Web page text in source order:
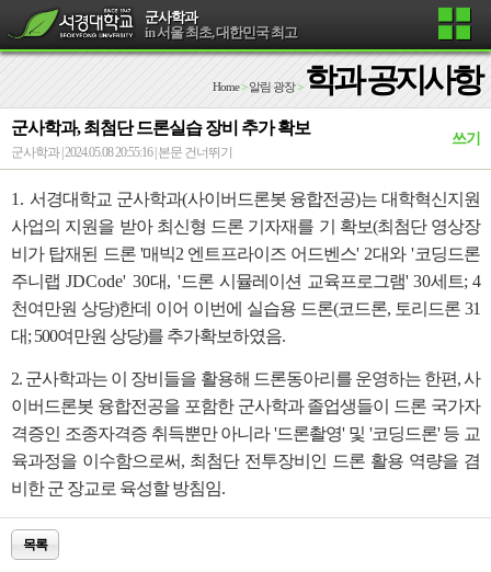
군사학과
in 서울 최초, 대한민국 최고
Home> 알림 광장> 학과 공지사항
군사학과, 최첨단 드론실습 장비 추가 확보
쓰기
군사학과 | 2024.05.08 20:55:16 | 본문 건너뛰기
1. 서경대학교 군사학과(사이버드론봇 융합전공)는 대학혁신지원
사업의 지원을 받아 최신형 드론 기자재를 기 확보(최첨단 영상장
비가 탑재된 드론 '매빅2 엔트프라이즈 어드벤스' 2대와'코딩드론
주니랩 JDCode' 30대, '드론 시뮬레이션 교육프로그램' 30세트; 4
천여만원 상당)한데 이어 이번에 실습용 드론(코드론, 토리드론 31
대; 500여만원 상당)를 추가확보하였음.
2. 군사학과는 이 장비들을 활용해 드론동아리를 운영하는 한편, 사
이버드론봇 융합전공을 포함한 군사학과 졸업생들이 드론 국가자
격증인 조종자격증 취득뿐만 아니라 '드론촬영' 및 '코딩드론' 등 교
육과정을 이수함으로써, 최첨단 전투장비인 드론 활용 역량을 겸
비한 군 장교로 육성할 방침임.
목록